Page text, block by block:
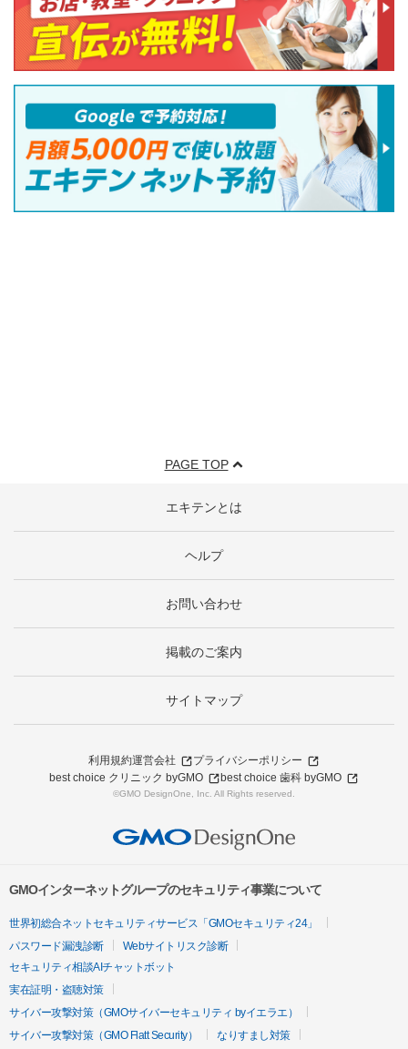
PAGE TOP
エキテンとは
ヘルプ
お問い合わせ
掲載のご案内
サイトマップ
利用規約運営会社
プライバシーポリシー
best choice クリニック byGMO
best choice 歯科 byGMO
©GMO DesignOne, Inc. All Rights reserved.
GMOインターネットグループのセキュリティ事業について
世界初総合ネットセキュリティサービス「GMOセキュリティ24」
パスワード漏洩診断
Webサイトリスク診断
セキュリティ相談AIチャットボット
実在証明・盗聴対策
サイバー攻撃対策（GMOサイバーセキュリティ byイエラエ）
サイバー攻撃対策（GMO Flatt Security）
なりすまし対策